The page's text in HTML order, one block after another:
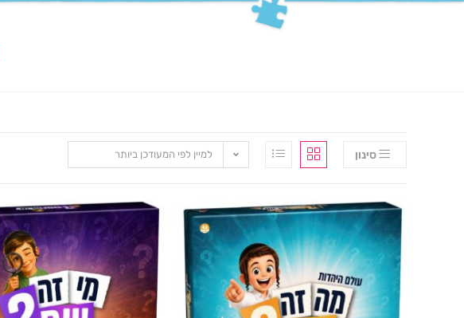
סינון למיין לפי המעודכן ביותר